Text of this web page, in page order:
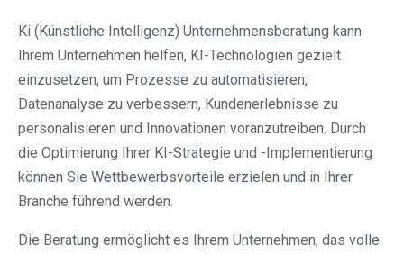
Ki (Künstliche Intelligenz) Unternehmensberatung kann
Ihrem Unternehmen helfen, KI-Technologien gezielt
einzusetzen, um Prozesse zu automatisieren,
Datenanalyse zu verbessern, Kundenerlebnisse zu
personalisieren und Innovationen voranzutreiben. Durch
die Optimierung Ihrer KI-Strategie und -Implementierung
können Sie Wettbewerbsvorteile erzielen und in Ihrer
Branche führend werden.
Die Beratung ermöglicht es Ihrem Unternehmen, das volle